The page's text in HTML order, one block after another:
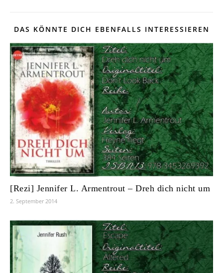
DAS KÖNNTE DICH EBENFALLS INTERESSIEREN
[Rezi] Jennifer L. Armentrout – Dreh dich nicht um
2. September 2014